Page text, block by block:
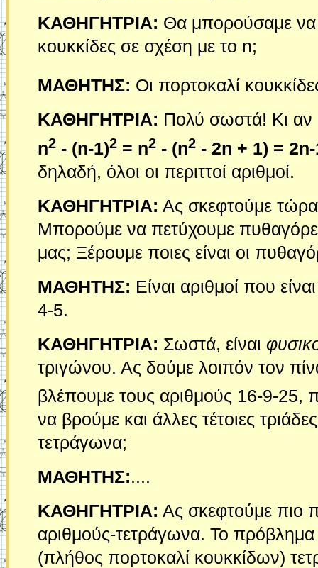
ΚΑΘΗΓΗΤΡΙΑ: Θα μπορούσαμε να
κουκκίδες σε σχέση με το n;
ΜΑΘΗΤΗΣ: Οι πορτοκαλί
ΚΑΘΗΓΗΤΡΙΑ: Πολύ σωστά! Κι αν
n2 - (n-1)2 = n2 - (n2 - 2n + 1) =
δηλαδή, όλοι οι περιττοί αριθμοί.
ΚΑΘΗΓΗΤΡΙΑ: Ας σκεφτούμε
Μπορούμε να πετύχουμε
μας; Ξέρουμε ποιες είναι οι
ΜΑΘΗΤΗΣ: Είναι αριθμοί που
4-5.
ΚΑΘΗΓΗΤΡΙΑ: Σωστά, είναι
τριγώνου. Ας δούμε λοιπόν τον
βλέπουμε τους αριθμούς 16-9-25,
να βρούμε και άλλες τέτοιες
τετράγωνα;
ΜΑΘΗΤΗΣ:....
ΚΑΘΗΓΗΤΡΙΑ: Ας σκεφτούμε πιο
αριθμούς-τετράγωνα. Το πρόβλημα
(πλήθος πορτοκαλί κουκκίδων)